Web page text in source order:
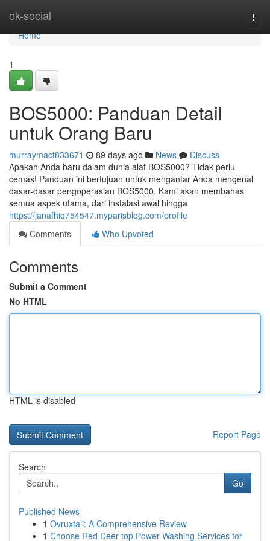
ok-social
Home
Home
1
BOS5000: Panduan Detail
untuk Orang Baru
murraymact833671 89 days ago News
Discuss
Apakah Anda baru dalam dunia alat BOS5000? Tidak perlu
cemas! Panduan ini bertujuan untuk mengantar Anda mengenal
dasar-dasar pengoperasian BOS5000. Kami akan membahas
semua aspek utama, dari instalasi awal hingga
https://janafhiq754547.myparisblog.com/profile
Comments
Who Upvoted
Comments
Submit a Comment
No HTML
HTML is disabled
Report Page
Search
Go
Published News
1 Ovruxtali: A Comprehensive Review
1 Choose Red Deer top Power Washing Services for